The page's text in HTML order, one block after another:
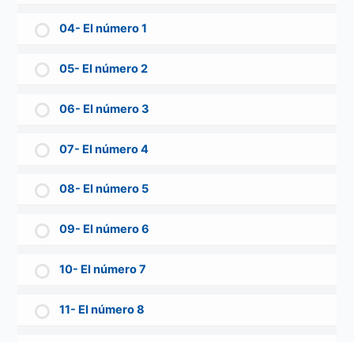
04- El número 1
05- El número 2
06- El número 3
07- El número 4
08- El número 5
09- El número 6
10- El número 7
11- El número 8